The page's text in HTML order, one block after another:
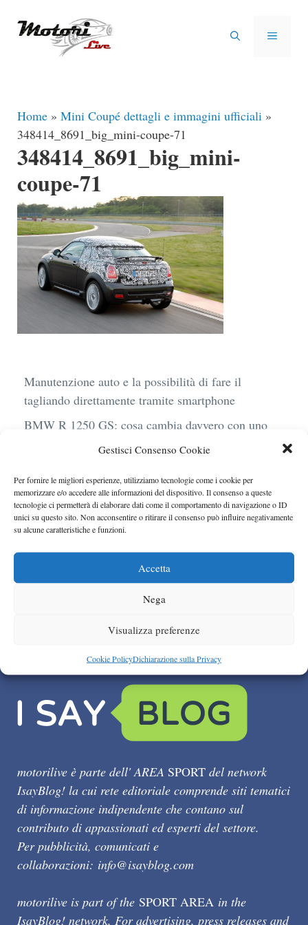
Gestisci Consenso Cookie
Per fornire le migliori esperienze, utilizziamo tecnologie come i cookie per
memorizzare e/o accedere alle informazioni del dispositivo. Il consenso a queste
tecnologie ci permetterà di elaborare dati come il comportamento di navigazione o ID
unici su questo sito. Non acconsentire o ritirare il consenso può influire negativamente
su alcune caratteristiche e funzioni.
Accetta
Nega
Visualizza preferenze
Cookie PolicyDichiarazione sulla Privacy
MENU
Home » Mini Coupé dettagli e immagini ufficiali »
348414_8691_big_mini-coupe-71
348414_8691_big_mini-
coupe-71
Manutenzione auto e la possibilità di fare il
tagliando direttamente tramite smartphone
BMW R 1250 GS: cosa cambia davvero con uno
scarico aftermarket omologato
sostenibile, stile, anche con noleggio a lungo
termine
Ufficiale l’arrivo degli stop lampeggianti
obbligatori in Italia
Le caratteristiche del motore Turbo 100 di
motorilive è parte dell' AREA SPORT del network
IsayBlog! la cui rete editoriale comprende siti tematici
di informazione indipendente che contano sul
contributo di appassionati ed esperti del settore.
Per pubblicità, comunicati e
collaborazioni: info@isayblog.com
motorilive is part of the SPORT AREA in the
IsayBlog! network. For advertising, press releases and